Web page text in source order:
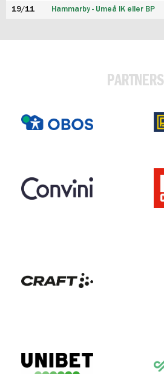
19/11 Hammarby - Umeå IK eller BP
PARTNERS